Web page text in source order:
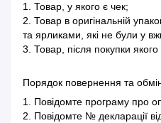
1. Товар, у якого є чек;
2. Товар в оригінальній
та ярликами, які не були у
3. Товар, після покупки
Порядок повернення та
1. Повідомте програму про
2. Повідомте № декларації